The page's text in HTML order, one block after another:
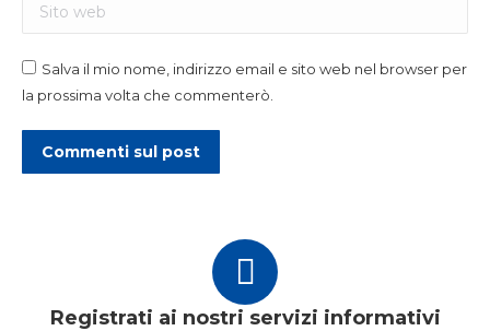
Salva il mio nome, indirizzo email e sito web nel browser per
la prossima volta che commenterò.
Commenti sul post
Registrati ai nostri servizi informativi